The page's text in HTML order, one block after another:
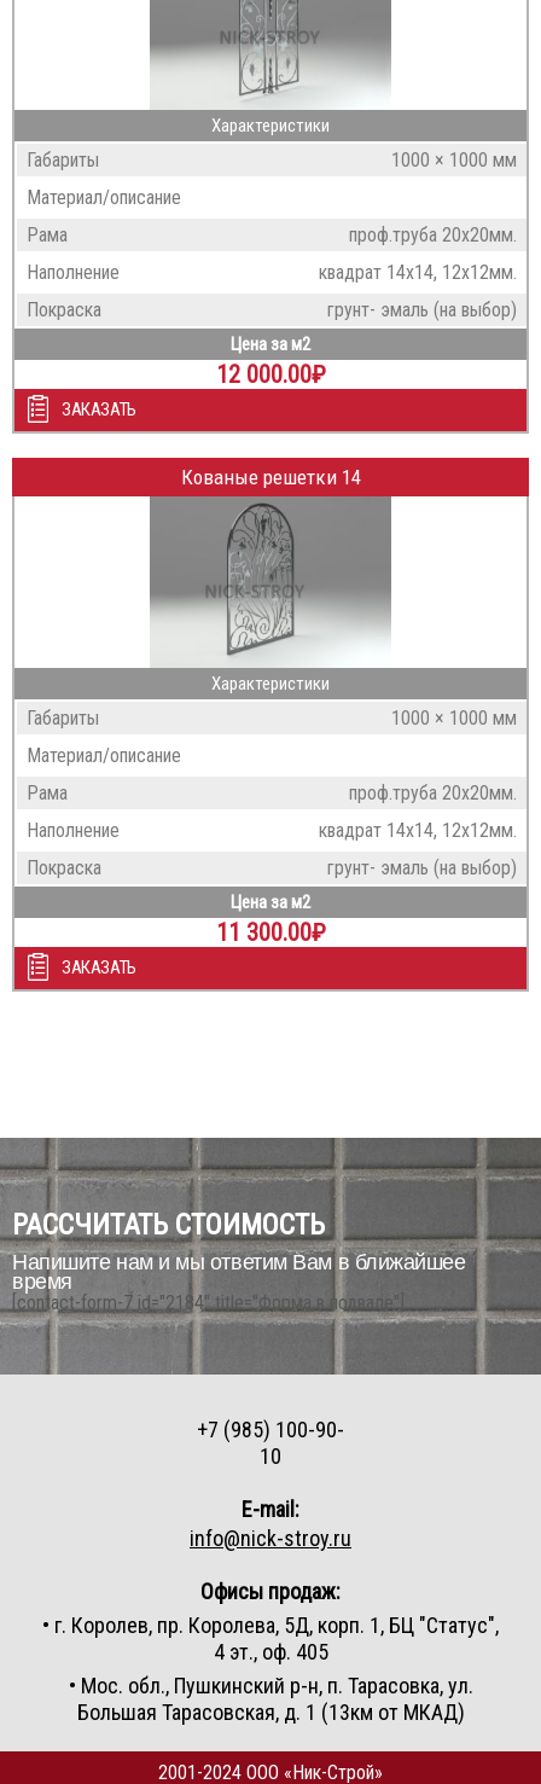
Характеристики
Габариты
1000 × 1000 мм
Материал/описание
Рама
проф.труба 20х20мм.
Наполнение
квадрат 14х14, 12х12мм.
Покраска
грунт- эмаль (на выбор)
Цена за м2
12 000.00₽
ЗАКАЗАТЬ
Кованые решетки 14
Характеристики
Габариты
1000 × 1000 мм
Материал/описание
Рама
проф.труба 20х20мм.
Наполнение
квадрат 14х14, 12х12мм.
Покраска
грунт- эмаль (на выбор)
Цена за м2
11 300.00₽
ЗАКАЗАТЬ
РАССЧИТАТЬ СТОИМОСТЬ
Напишите нам и мы ответим Вам в ближайшее
время
[contact-form-7 id="2184" title="Форма в подвале"]
Офисы продаж:
• г. Королев, пр. Королева, 5Д, корп. 1, БЦ "Статус",
4 эт., оф. 405
• Мос. обл., Пушкинский р-н, п. Тарасовка, ул.
Большая Тарасовская, д. 1 (13км от МКАД)
+7 (985) 100-90-
10
E-mail:
info@nick-stroy.ru
2001-2024 ООО «Ник-Строй»